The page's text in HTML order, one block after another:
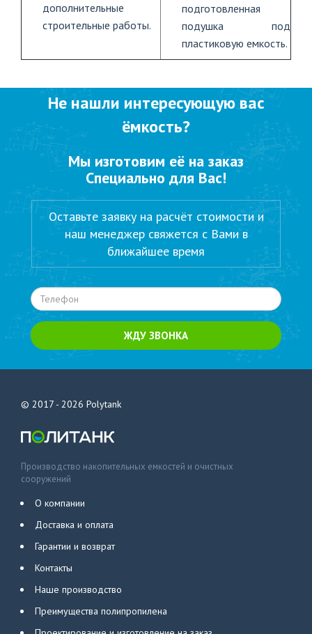
дополнительные
строительные работы.
подготовленная
подушка под
пластиковую емкость.
Не нашли интересующую вас
ёмкость?
Мы изготовим её на заказ
Специально для Вас!
Оставьте заявку на расчёт стоимости и
наш менеджер свяжется с Вами в
ближайшее время
ЖДУ ЗВОНКА
© 2017 - 2026 Polytank
Производство накопительных емкостей и очистных
сооружений
О компании
Доставка и оплата
Гарантии и возврат
Контакты
Наше производство
Преимущества полипропилена